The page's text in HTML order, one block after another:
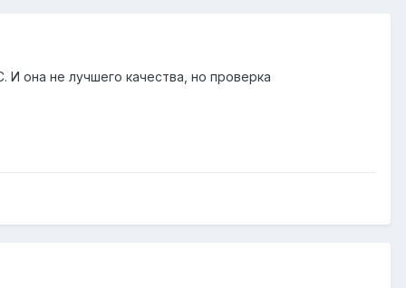
она не лучшего качества, но проверка